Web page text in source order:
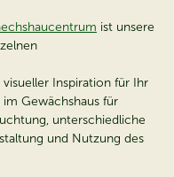
ist unsere
Inspiration für Ihr
Gewächshaus für
unterschiedliche
und Nutzung des